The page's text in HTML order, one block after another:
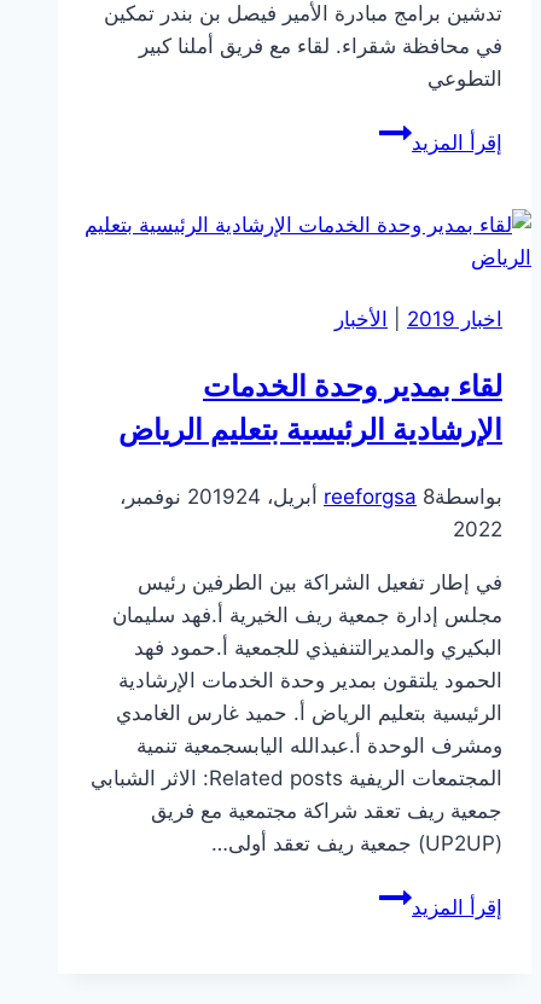
تدشين برامج مبادرة الأمير فيصل بن بندر تمكين
في محافظة شقراء. لقاء مع فريق أملنا كبير
التطوعي
إقرأ المزيدمتابعة
تأهيل
المنظمات
الربحية
اخبار 2019 الأخبار
لقاء بمدير وحدة الخدمات
الإرشادية الرئيسية بتعليم الرياض
بواسطة reeforgsa 8 أبريل، 2019
24 نوفمبر،
2022
في إطار تفعيل الشراكة بين الطرفين رئيس
مجلس إدارة جمعية ريف الخيرية أ.فهد سليمان
البكيري والمديرالتنفيذي للجمعية أ.حمود فهد
الحمود يلتقون بمدير وحدة الخدمات الإرشادية
الرئيسية بتعليم الرياض أ. حميد غارس الغامدي
ومشرف الوحدة أ.عبدالله اليابسجمعية تنمية
المجتمعات الريفية Related posts: الاثر الشبابي
جمعية ريف تعقد شراكة مجتمعية مع فريق
(UP2UP) جمعية ريف تعقد أولى…
إقرأ المزيدلقاء